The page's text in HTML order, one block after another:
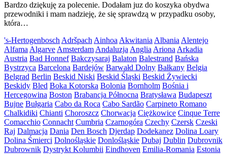
Bardzo dziękuję za polecenie. Dodałam juz do koszyka obydwa
przewodniki i mam nadzieję, że się sprawdzą w przypadku osoby,
która…
's-HertogenboschAdršpachAinhoaAkwitaniaAlbaniaAlentejo
AlfamaAlgarveAmsterdamAndaluzjaAngliaArionaArkadia
Austria Bad Honnef Bakczysaraj Balaton Balestrand Bańska
Bystrzyca Barcelona Bardejów Barwałd Dolny Bałkany Belgia
Belgrad Berlin Beskid Niski Beskid Śląski Beskid Żywiecki
Beskidy Bled Boka Kotorska Bolonia Bornholm Bośnia i
Hercegowina Boston Brabancja Północna Bratysława Budapeszt
Bujne Bułgaria Cabo da Roca Cabo Sardão Carpineto Romano
Chalkidiki Chianti Choroszcz Chorwacja Ciężkowice Cinque Terre
Comacchio Connacht Cumbria Czarnogóra Czechy Czersk Czeski
Raj Dalmacja Dania Den Bosch Djerdap Dodekanez Dolina Loary
Dolina Śmierci Dolnośląskie Donlośląskie Dubaj Dublin Dubrovnik
Dubrownik Dystrykt Kolumbii Eindhoven Emilia-Romania Estonia